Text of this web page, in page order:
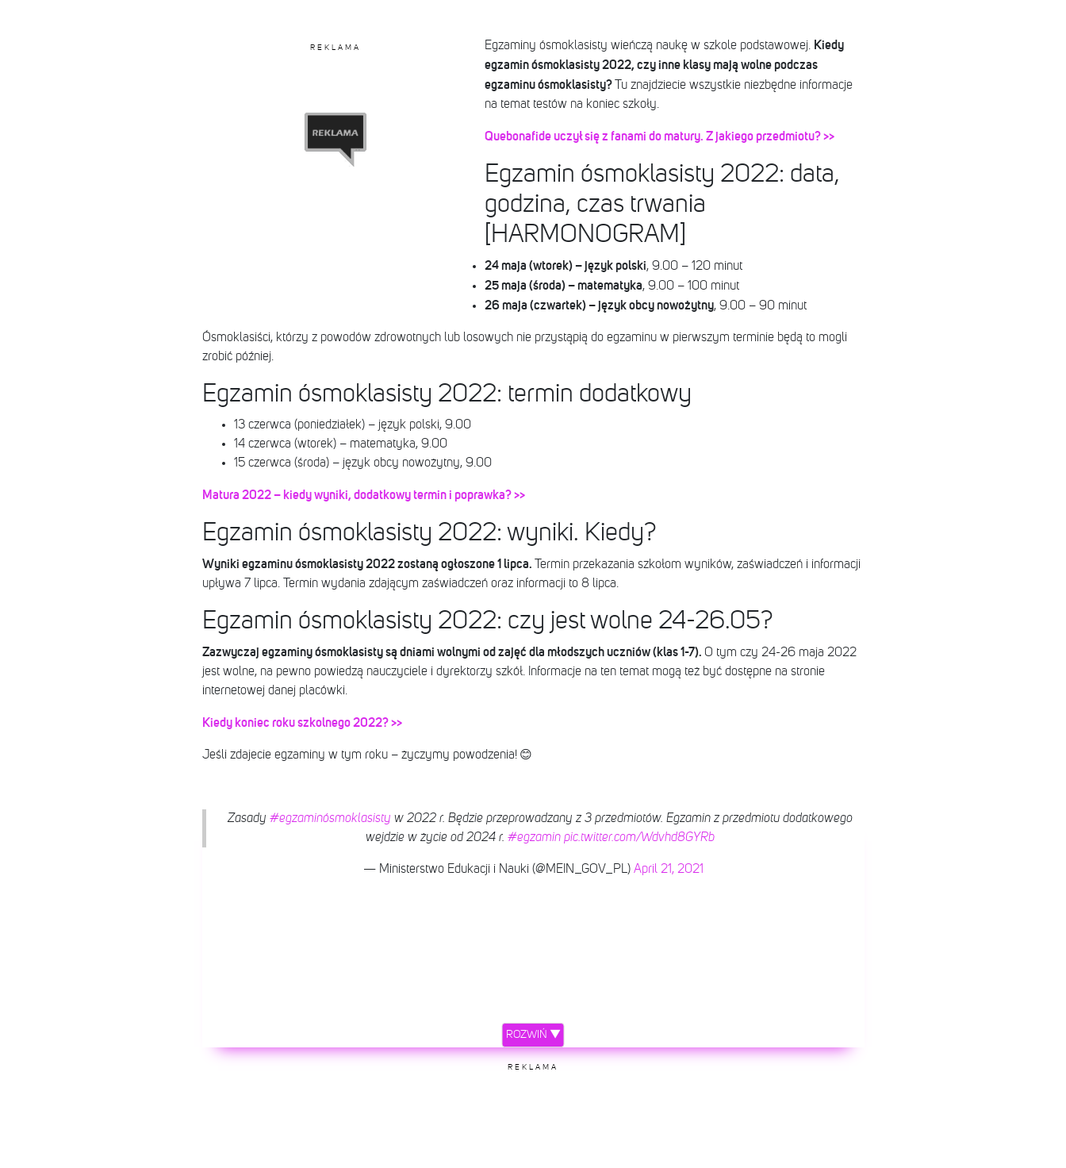
REKLAMA Egzaminy ósmoklasisty wieńczą naukę w szkole podstawowej. Kiedy
egzamin ósmoklasisty 2022, czy inne klasy mają wolne podczas
egzaminu ósmoklasisty?
Tu znajdziecie wszystkie niezbędne informacje
na temat testów na koniec szkoły.
Quebonafide uczył się z fanami do matury. Z jakiego przedmiotu? >>
Egzamin ósmoklasisty 2022: data,
godzina, czas trwania
[HARMONOGRAM]
24 maja (wtorek) – język polski, 9.00 – 120 minut
25 maja (środa) – matematyka, 9.00 – 100 minut
26 maja (czwartek) – język obcy nowożytny, 9.00 – 90 minut
Ósmoklasiści, którzy z powodów zdrowotnych lub losowych nie przystąpią do egzaminu w pierwszym terminie będą to mogli
zrobić później.
Egzamin ósmoklasisty 2022: termin dodatkowy
13 czerwca (poniedziałek) – język polski, 9.00
14 czerwca (wtorek) – matematyka, 9.00
15 czerwca (środa) – język obcy nowożytny, 9.00
Matura 2022 – kiedy wyniki, dodatkowy termin i poprawka? >>
Egzamin ósmoklasisty 2022: wyniki. Kiedy?
Wyniki egzaminu ósmoklasisty 2022 zostaną ogłoszone 1 lipca.
Termin przekazania szkołom wyników, zaświadczeń i informacji
upływa 7 lipca. Termin wydania zdającym zaświadczeń oraz informacji to 8 lipca.
Egzamin ósmoklasisty 2022: czy jest wolne 24-26.05?
Zazwyczaj egzaminy ósmoklasisty są dniami wolnymi od zajęć dla młodszych uczniów (klas 1-7). O tym czy 24-26 maja 2022
jest wolne, na pewno powiedzą nauczyciele i dyrektorzy szkół. Informacje na ten temat mogą też być dostępne na stronie
internetowej danej placówki.
Kiedy koniec roku szkolnego 2022? >>
Jeśli zdajecie egzaminy w tym roku – życzymy powodzenia! 😊
Zasady #egzaminósmoklasisty w 2022 r. Będzie przeprowadzany z 3 przedmiotów. Egzamin z przedmiotu dodatkowego
wejdzie w życie od 2024 r. #egzamin pic.twitter.com/Wdvhd8GYRb
— Ministerstwo Edukacji i Nauki (@MEIN_GOV_PL) April 21, 2021
ROZWIŃ ▼
REKLAMA